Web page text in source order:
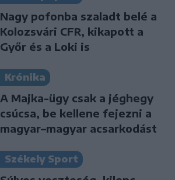
Nagy pofonba szaladt belé a
Kolozsvári CFR, kikapott a
Győr és a Loki is
Krónika
A Majka-ügy csak a jéghegy
csúcsa, be kellene fejezni a
magyar–magyar acsarkodást
Székely Sport